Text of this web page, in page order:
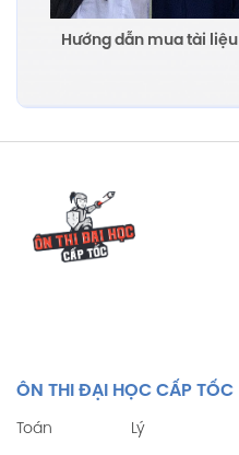
Hướng dẫn mua tài liệu
ÔN THI ĐẠI HỌC CẤP TỐC
Toán Lý